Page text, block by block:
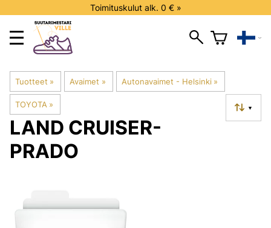
Toimituskulut alk. 0 € »
Tuotteet ‪» Avaimet ‪» Autonavaimet - Helsinki ‪»
TOYOTA ‪» ▼
LAND CRUISER-
PRADO